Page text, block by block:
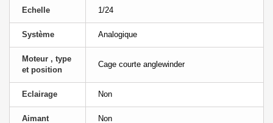
Echelle 1/24
Système Analogique
Moteur , type
et position
Cage courte anglewinder
Eclairage Non
Aimant Non